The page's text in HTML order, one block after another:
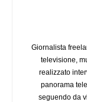
Giornalista
televisione,
realizzato
panorama
seguendo da